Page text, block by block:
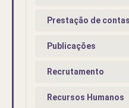
Prestação de contas
Publicações
Recrutamento
Recursos Humanos